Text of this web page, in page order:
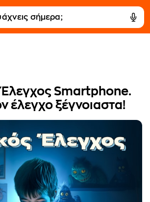
Έλεγχος Smartphone.
έλεγχο ξέγνοιαστα!